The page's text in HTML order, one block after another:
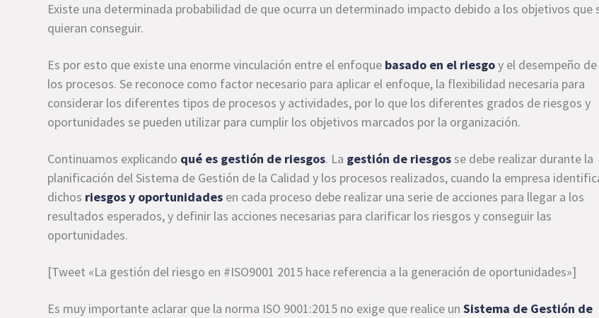
Existe una determinada probabilidad de que ocurra un determinado impacto debido a los objetivos que
quieran conseguir.
Es por esto que existe una enorme vinculación entre el enfoque basado en el riesgoy el desempeño de
los procesos. Se reconoce como factor necesario para aplicar el enfoque, la flexibilidad necesaria para
considerar los diferentes tipos de procesos y actividades, por lo que los diferentes grados de riesgos y
oportunidades se pueden utilizar para cumplir los objetivos marcados por la organización.
Continuamos explicando qué es gestión de riesgos. La gestión de riesgosse debe realizar durante la
planificación del Sistema de Gestión de la Calidad y los procesos realizados, cuando la empresa
dichos riesgos y oportunidades en cada proceso debe realizar una serie de acciones para llegar a los
resultados esperados, y definir las acciones necesarias para clarificar los riesgos y conseguir las
oportunidades.
[Tweet «La gestión del riesgo en #ISO9001 2015 hace referencia a la generación de oportunidades»]
Es muy importante aclarar que la norma ISO 9001:2015 no exige que realice unSistema de Gestión de